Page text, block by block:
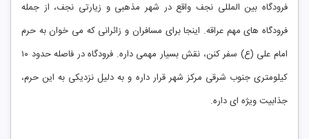
فرودگاه بین ‌المللی نجف واقع در شهر مذهبی و زیارتی نجف، از جمله
فرودگاه‌ های مهم عراقه. اینجا برای مسافران و زائرانی که می‌ خوان به حرم
امام علی (ع) سفر کنن، نقش بسیار مهمی داره. فرودگاه در فاصله حدود ۱۰
کیلومتری جنوب شرقی مرکز شهر قرار داره و به دلیل نزدیکی به این حرم،
جذابیت ویژه‌ ای داره.